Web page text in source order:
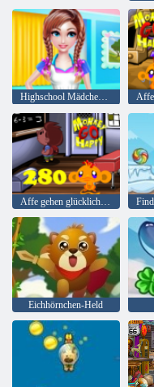
Highschool Mädchen Hausreinigung
Affe gehen glücklich Stadium 280
Eichhörnchen-Held